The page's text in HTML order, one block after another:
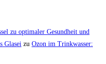
zu optimaler Gesundheit und
Glasei zu Ozon im Trinkwasser: